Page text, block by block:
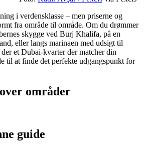
i verdensklasse – men priserne og
fra område til område. Om du drømmer
skygge ved Burj Khalifa, på en
eller langs marinаen med udsigt til
et Dubai-kvarter der matcher din
til at finde det perfekte udgangspunkt for
områder
guide